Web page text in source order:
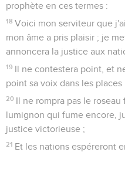
prophète en ces termes :
18 Voici mon serviteur que
mon âme a pris plaisir ; je
annoncera la justice aux
19 Il ne contestera point, et
point sa voix dans les places
20 Il ne rompra pas le
lumignon qui fume encore,
justice victorieuse ;
21 Et les nations espéreront